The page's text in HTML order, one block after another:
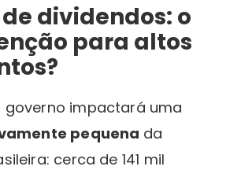
dividendos: o
para altos
impactará uma
pequena da
cerca de 141 mil